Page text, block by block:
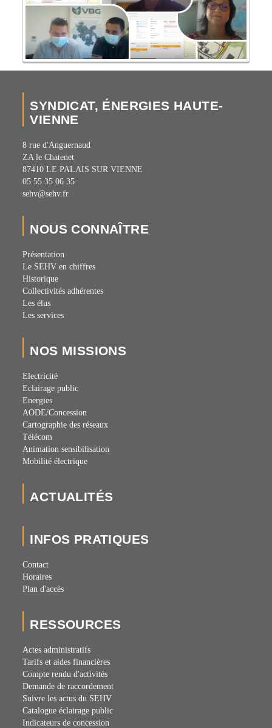
SYNDICAT, ÉNERGIES HAUTE-
VIENNE
8 rue d'Anguernaud
ZA le Chatenet
87410 LE PALAIS SUR VIENNE
05 55 35 06 35
sehv@sehv.fr
NOUS CONNAÎTRE
Présentation
Le SEHV en chiffres
Historique
Collectivités adhérentes
Les élus
Les services
NOS MISSIONS
Electricité
Eclairage public
Energies
AODE/Concession
Cartographie des réseaux
Télécom
Animation sensibilisation
Mobilité électrique
ACTUALITÉS
INFOS PRATIQUES
Contact
Horaires
Plan d'accès
RESSOURCES
Actes administratifs
Tarifs et aides financières
Compte rendu d'activités
Demande de raccordement
Suivre les actus du SEHV
Catalogue éclairage public
Indicateurs de concession